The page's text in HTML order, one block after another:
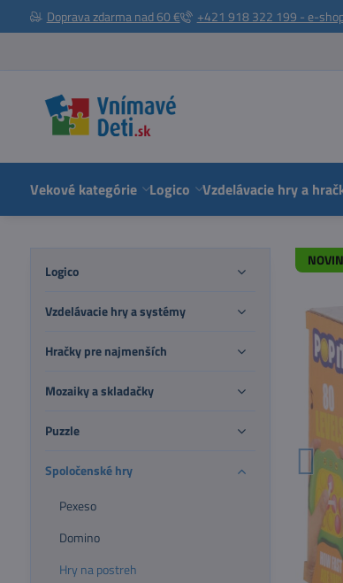
Doprava zdarma nad 60 € +421 918 322 199 - e-
Vekové kategórie Logico Vzdelávacie hry a
Logico
Vzdelávacie hry a systémy
Hračky pre najmenších
Mozaiky a skladačky
Puzzle
Spoločenské hry
Pexeso
Domino
Hry na postreh